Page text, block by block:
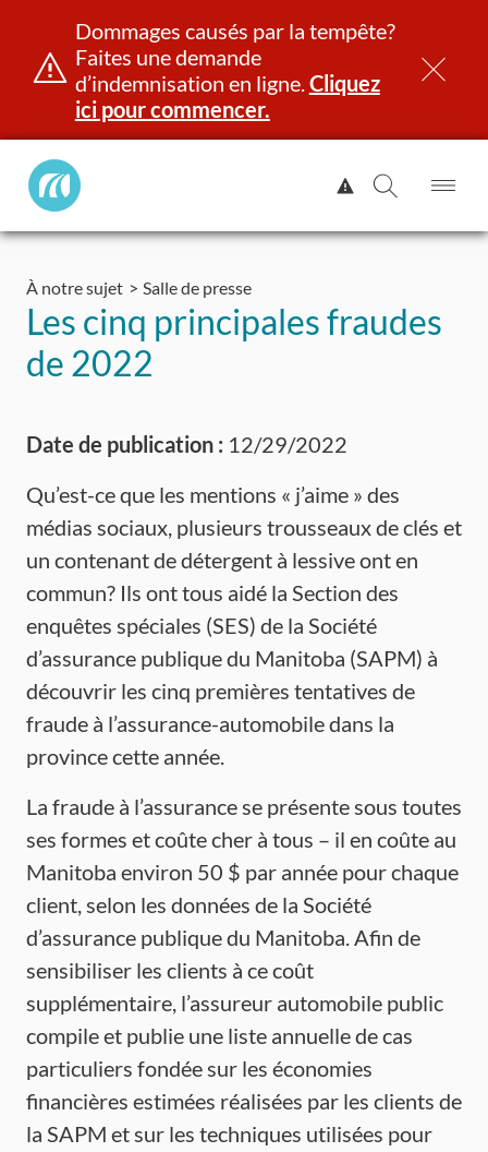
Aller
contenu
Dommages causés par la tempête?
Faites une demande
d’indemnisation en ligne.Cliquez
ici pour commencer.
Manitoba
Public
Afficher
l'alerte.
la
le
Immatriculation
À notre sujet Salle de presse
Les cinq principales fraudes
de 2022
Date de publication : 12/29/2022
Qu’est-ce que les mentions « j’aime » des
médias sociaux, plusieurs trousseaux de clés et
un contenant de détergent à lessive ont en
commun? Ils ont tous aidé la Section des
enquêtes spéciales (SES) de la Société
d’assurance publique du Manitoba (SAPM) à
découvrir les cinq premières tentatives de
fraude à l’assurance-automobile dans la
province cette année.
La fraude à l’assurance se présente sous toutes
ses formes et coûte cher à tous – il en coûte au
Manitoba environ 50 $ par année pour chaque
client, selon les données de la Société
d’assurance publique du Manitoba. Afin de
sensibiliser les clients à ce coût
supplémentaire, l’assureur automobile public
compile et publie une liste annuelle de cas
particuliers fondée sur les économies
financières estimées réalisées par les clients de
la SAPM et sur les techniques utilisées pour